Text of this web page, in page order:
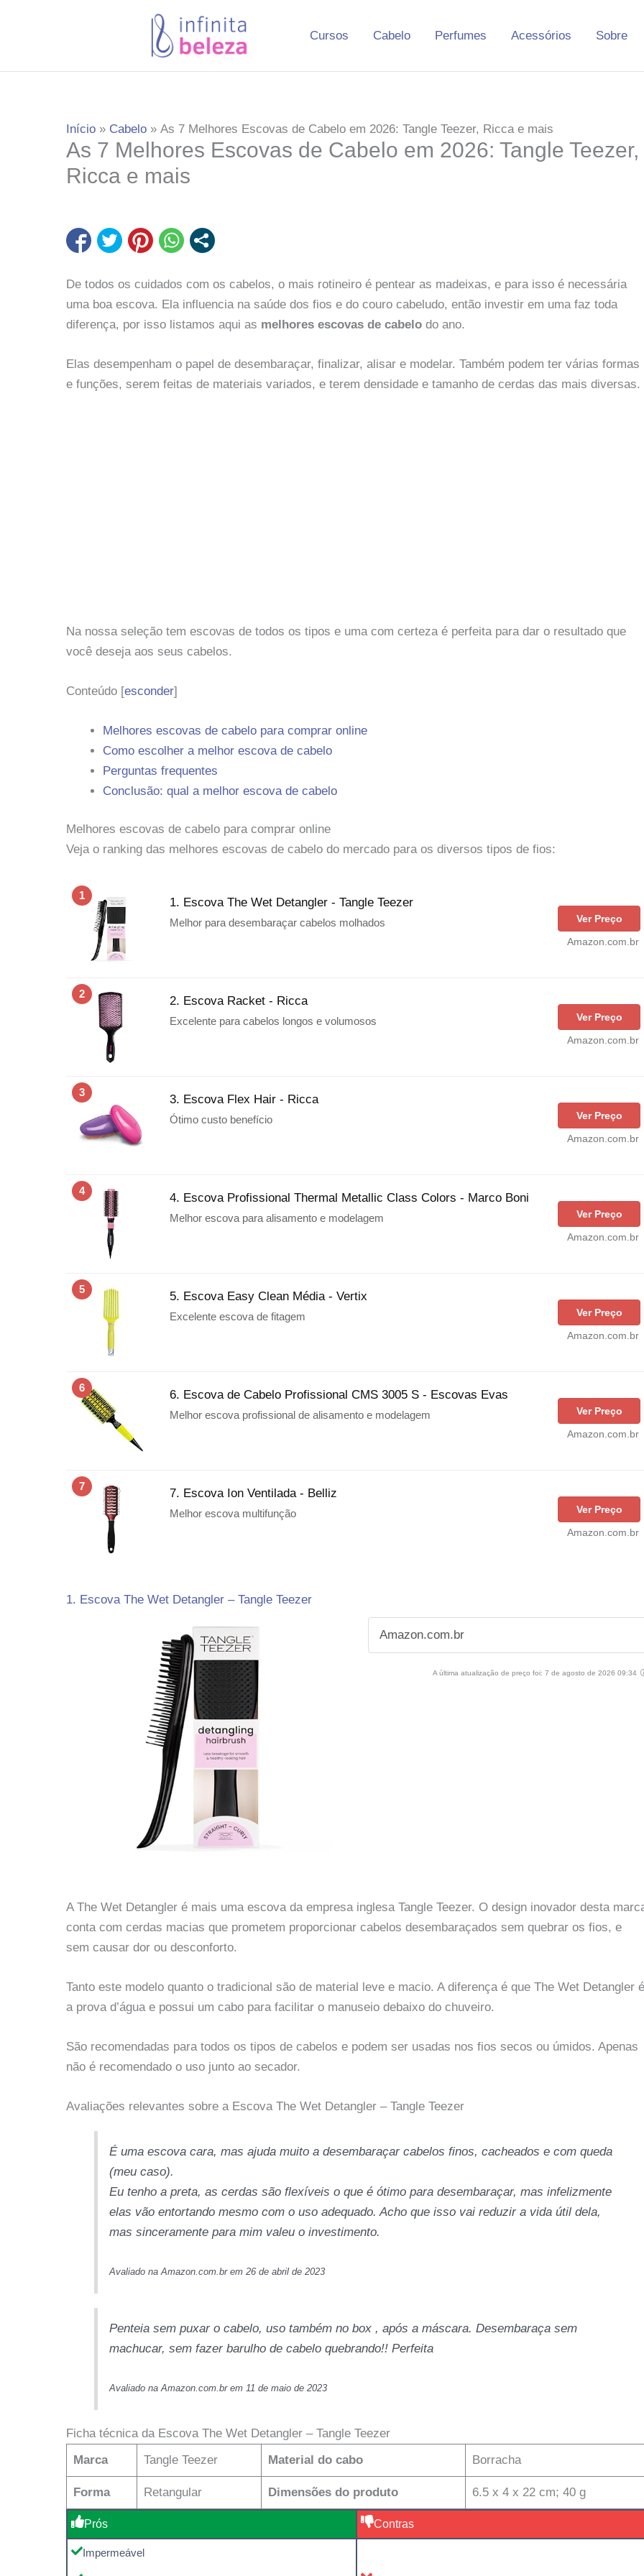
conteúdo
Cursos Cabelo Perfumes Acessórios Sobre
Início Cabelo As 7 Melhores Escovas de Cabelo em 2026: Tangle Teezer, Ricca e mais
As 7 Melhores Escovas de Cabelo em 2026: Tangle Teezer,
Ricca e mais
De todos os cuidados com os cabelos, o mais rotineiro é pentear as madeixas, e para isso é necessária
uma boa escova. Ela influencia na saúde dos fios e do couro cabeludo, então investir em uma faz toda
diferença, por isso listamos aqui as melhores escovas de cabelo do ano.
Elas desempenham o papel de desembaraçar, finalizar, alisar e modelar. Também podem ter várias formas
e funções, serem feitas de materiais variados, e terem densidade e tamanho de cerdas das mais diversas.
Na nossa seleção tem escovas de todos os tipos e uma com certeza é perfeita para dar o resultado que
você deseja aos seus cabelos.
Conteúdo [esconder]
Melhores escovas de cabelo para comprar online
Como escolher a melhor escova de cabelo
Perguntas frequentes
Conclusão: qual a melhor escova de cabelo
Melhores escovas de cabelo para comprar online
Veja o ranking das melhores escovas de cabelo do mercado para os diversos tipos de fios:
1
1. Escova The Wet Detangler - Tangle Teezer
Melhor para desembaraçar cabelos molhados
Ver Preço
Amazon.com.br
2
2. Escova Racket - Ricca
Excelente para cabelos longos e volumosos
Ver Preço
Amazon.com.br
3
3. Escova Flex Hair - Ricca
Ótimo custo benefício
Ver Preço
Amazon.com.br
4
4. Escova Profissional Thermal Metallic Class Colors - Marco Boni
Melhor escova para alisamento e modelagem
Ver Preço
Amazon.com.br
5
5. Escova Easy Clean Média - Vertix
Excelente escova de fitagem
Ver Preço
Amazon.com.br
6
6. Escova de Cabelo Profissional CMS 3005 S - Escovas Evas
Melhor escova profissional de alisamento e modelagem
Ver Preço
Amazon.com.br
7
7. Escova Ion Ventilada - Belliz
Melhor escova multifunção
Ver Preço
Amazon.com.br
1. Escova The Wet Detangler – Tangle Teezer
Amazon.com.br
A última atualização de preço foi: 7 de agosto de 2026 09:34
A The Wet Detangler é mais uma escova da empresa inglesa Tangle Teezer. O design inovador desta
conta com cerdas macias que prometem proporcionar cabelos desembaraçados sem quebrar os fios, e
sem causar dor ou desconforto.
Tanto este modelo quanto o tradicional são de material leve e macio. A diferença é que The Wet Detangler é
a prova d’água e possui um cabo para facilitar o manuseio debaixo do chuveiro.
São recomendadas para todos os tipos de cabelos e podem ser usadas nos fios secos ou úmidos. Apenas
não é recomendado o uso junto ao secador.
Avaliações relevantes sobre a Escova The Wet Detangler – Tangle Teezer
É uma escova cara, mas ajuda muito a desembaraçar cabelos finos, cacheados e com queda
(meu caso).
Eu tenho a preta, as cerdas são flexíveis o que é ótimo para desembaraçar, mas infelizmente
elas vão entortando mesmo com o uso adequado. Acho que isso vai reduzir a vida útil dela,
mas sinceramente para mim valeu o investimento.
Avaliado na Amazon.com.br em 26 de abril de 2023
Penteia sem puxar o cabelo, uso também no box , após a máscara. Desembaraça sem
machucar, sem fazer barulho de cabelo quebrando!! Perfeita
Avaliado na Amazon.com.br em 11 de maio de 2023
Ficha técnica da Escova The Wet Detangler – Tangle Teezer
Marca
Tangle Teezer Material do cabo Borracha
Forma Retangular Dimensões do produto 6.5 x 4 x 22 cm; 40 g
Prós Contras
Impermeável